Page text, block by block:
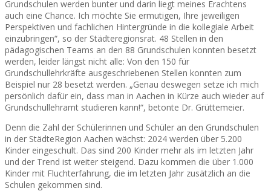
Grundschulen werden bunter und darin liegt meines Erachtens
auch eine Chance. Ich möchte Sie ermutigen, Ihre jeweiligen
Perspektiven und fachlichen Hintergründe in die kollegiale Arbeit
einzubringen“, so der Städteregionsrat. 48 Stellen in den
pädagogischen Teams an den 88 Grundschulen konnten besetzt
werden, leider längst nicht alle: Von den 150 für
Grundschullehrkräfte ausgeschriebenen Stellen konnten zum
Beispiel nur 28 besetzt werden. „Genau deswegen setze ich mich
persönlich dafür ein, dass man in Aachen in Kürze auch wieder auf
Grundschullehramt studieren kann!“, betonte Dr. Grüttemeier.
Denn die Zahl der Schülerinnen und Schüler an den Grundschulen
in der StädteRegion Aachen wächst: 2024 werden über 5.200
Kinder eingeschult. Das sind 200 Kinder mehr als im letzten Jahr
und der Trend ist weiter steigend. Dazu kommen die über 1.000
Kinder mit Fluchterfahrung, die im letzten Jahr zusätzlich an die
Schulen gekommen sind.